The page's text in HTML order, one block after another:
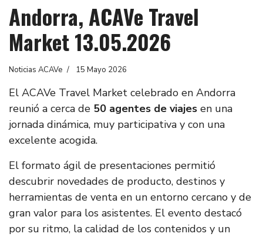
Andorra, ACAVe Travel
Market 13.05.2026
Noticias ACAVe 15 Mayo 2026
El ACAVe Travel Market celebrado en Andorra
reunió a cerca de 50 agentes de viajes en una
jornada dinámica, muy participativa y con una
excelente acogida.
El formato ágil de presentaciones permitió
descubrir novedades de producto, destinos y
herramientas de venta en un entorno cercano y de
gran valor para los asistentes. El evento destacó
por su ritmo, la calidad de los contenidos y un